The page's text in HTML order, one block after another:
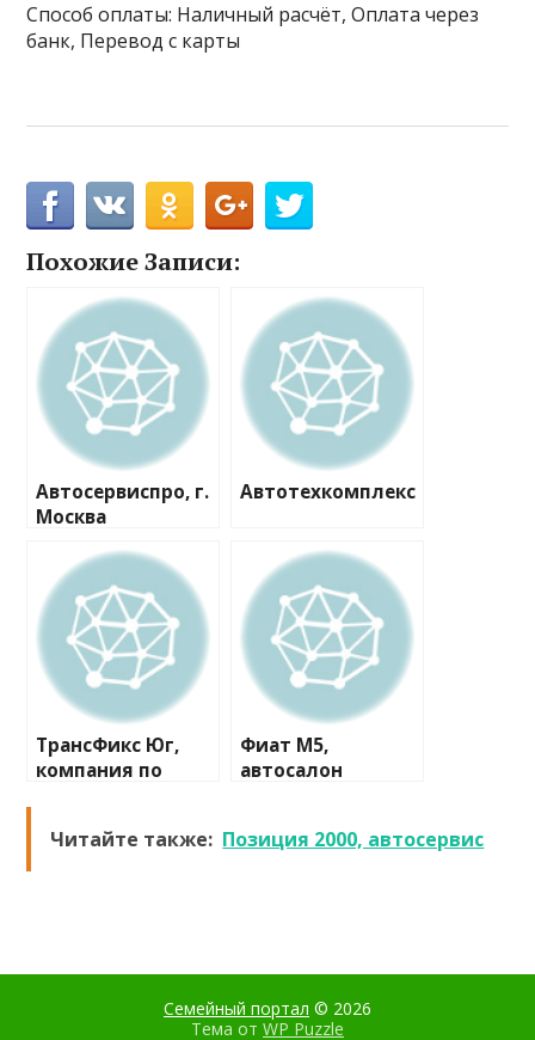
Способ оплаты: Наличный расчёт, Оплата через
банк, Перевод с карты
Похожие Записи:
Автосервиспро, г.
Москва
Автотехкомплекс
ТрансФикс Юг,
компания по
Фиат М5,
автосалон
Читайте также: Позиция 2000, автосервис
Семейный портал © 2026
Тема от WP Puzzle